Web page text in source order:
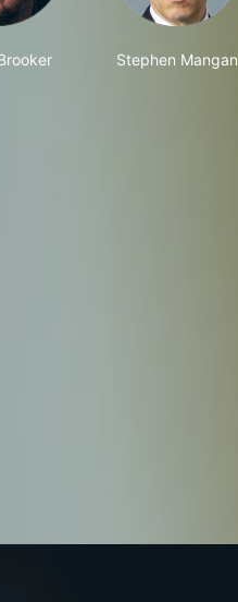
Stephen Mangan